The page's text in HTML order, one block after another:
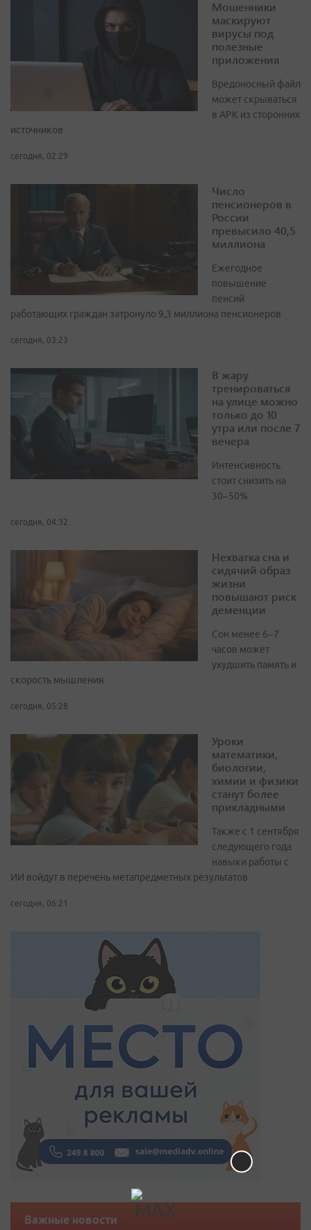
Мошенники
маскируют
вирусы под
полезные
приложения
Вредоносный файл
может скрываться
в APK из сторонних
источников
сегодня, 02:29
Число
пенсионеров в
России
превысило 40,5
миллиона
Ежегодное
повышение
пенсий
работающих граждан затронуло 9,3 миллиона пенсионеров
сегодня, 03:23
В жару
тренироваться
на улице можно
только до 10
утра или после 7
вечера
Интенсивность
стоит снизить на
30–50%
сегодня, 04:32
Нехватка сна и
сидячий образ
жизни
повышают риск
деменции
Сон менее 6–7
часов может
ухудшить память и
скорость мышления
сегодня, 05:28
Уроки
математики,
биологии,
химии и физики
станут более
прикладными
Также с 1 сентября
следующего года
навыки работы с
ИИ войдут в перечень метапредметных результатов
сегодня, 06:21
Важные новости